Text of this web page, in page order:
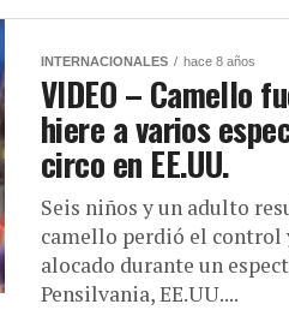
INTERNACIONALES hace 8 años
VIDEO – Camello
hiere a varios
circo en EE.UU.
Seis niños y un adulto
camello perdió el control
alocado durante un
Pensilvania, EE.UU....